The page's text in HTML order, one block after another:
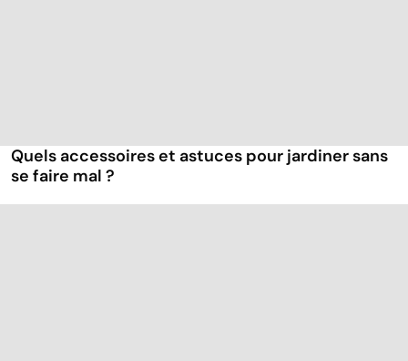
Quels accessoires et astuces pour jardiner sans
se faire mal ?